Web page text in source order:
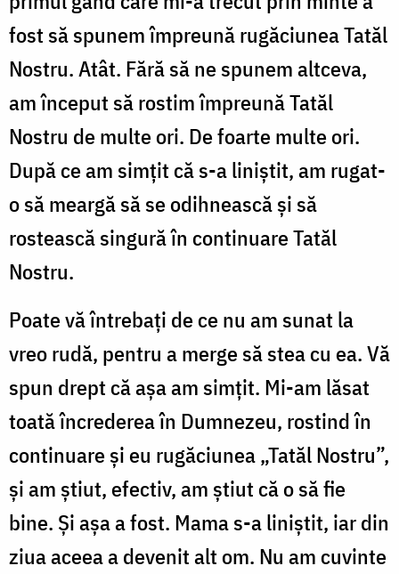
fost să spunem împreună rugăciunea Tatăl
Nostru. Atât. Fără să ne spunem altceva,
am început să rostim împreună Tatăl
Nostru de multe ori. De foarte multe ori.
După ce am simțit că s-a liniștit, am rugat-
o să meargă să se odihnească și să
rostească singură în continuare Tatăl
Nostru.
Poate vă întrebați de ce nu am sunat la
vreo rudă, pentru a merge să stea cu ea. Vă
spun drept că așa am simțit. Mi-am lăsat
toată încrederea în Dumnezeu, rostind în
continuare și eu rugăciunea „Tatăl Nostru”,
și am știut, efectiv, am știut că o să fie
bine. Și așa a fost. Mama s-a liniștit, iar din
ziua aceea a devenit alt om. Nu am cuvinte